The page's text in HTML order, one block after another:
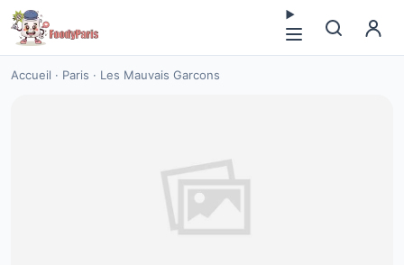
Accueil · Paris · Les Mauvais Garcons